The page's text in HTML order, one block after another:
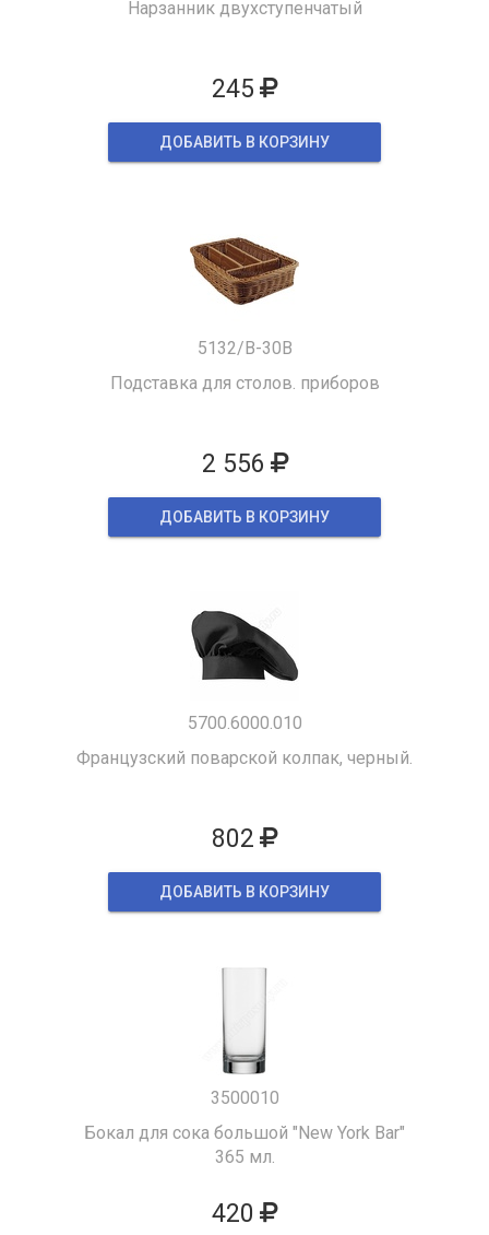
Нарзанник двухступенчатый
245
ДОБАВИТЬ В КОРЗИНУ
5132/B-30B
Подставка для столов. приборов
2 556
ДОБАВИТЬ В КОРЗИНУ
5700.6000.010
Французский поварской колпак, черный.
802
ДОБАВИТЬ В КОРЗИНУ
3500010
Бокал для сока большой "New York Bar"
365 мл.
420